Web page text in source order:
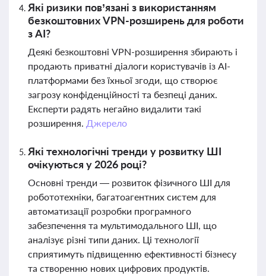
Які ризики пов’язані з використанням
безкоштовних VPN-розширень для роботи
з AI?
Деякі безкоштовні VPN-розширення збирають і
продають приватні діалоги користувачів із AI-
платформами без їхньої згоди, що створює
загрозу конфіденційності та безпеці даних.
Експерти радять негайно видалити такі
розширення. Джерело
Які технологічні тренди у розвитку ШІ
очікуються у 2026 році?
Основні тренди — розвиток фізичного ШІ для
робототехніки, багатоагентних систем для
автоматизації розробки програмного
забезпечення та мультимодального ШІ, що
аналізує різні типи даних. Ці технології
сприятимуть підвищенню ефективності бізнесу
та створенню нових цифрових продуктів.